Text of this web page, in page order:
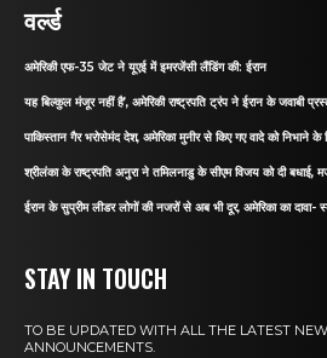
वर्ल्ड
अमेरिकी एफ-35 जेट ने यूएई में इमरजेंसी लैंडिंग की: ईरान
यह बिल्कुल मंजूर नहीं है’, अमेरिकी राष्ट्रपति ट्रंप ने ईरान के जवाबी
पाकिस्तान गैर भरोसेमंद देश, अमेरिका मुनीर से किए गए वादे को निभाने
श्रीलंका के राष्ट्रपति अनुरा ने तमिलनाडु के सीएम विजय को दी बधाई,
ईरान के सुप्रीम लीडर लोगों की नजरों से अब भी दूर, अमेरिका का दावा-
STAY IN TOUCH
TO BE UPDATED WITH ALL THE LATEST
ANNOUNCEMENTS.